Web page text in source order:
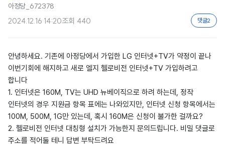
아정당_672378
2024.12.16 14:20조회 440 댓글2
안녕하세요. 기존에 아정당에서 가입한 LG 인터넷+TV가 약정이 끝나
이번기회에 해지하고 새로 엘지 헬로비전 인터넷+TV 가입하려고
합니다
1. 인터넷은 160M, TV는 UHD 뉴베이직으로 하려 하는데, 정작
인터넷의 경우 지원금 항목 표에는 나와있지만, 인터넷 신청 항목에서는
100M, 500M, 1G만 있는데, 혹시 160M은 신청이 불가한 걸까요?
2. 헬로비전 인터넷 대칭형 설치가 가능한지 문의드립니다. 비밀 댓글로
주소를 적어둘 테니 답변 부탁드려요